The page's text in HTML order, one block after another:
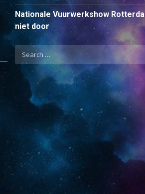
Nationale Vuurwerkshow
niet door
Search
for: